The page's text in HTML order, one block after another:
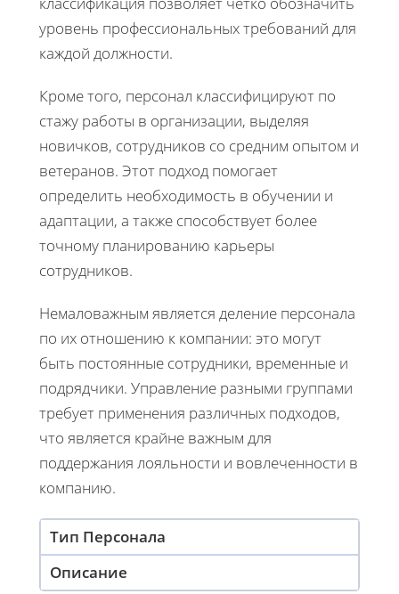
уровень профессиональных требований для
каждой должности.
Кроме того, персонал классифицируют по
стажу работы в организации, выделяя
новичков, сотрудников со средним опытом и
ветеранов. Этот подход помогает
определить необходимость в обучении и
адаптации, а также способствует более
точному планированию карьеры
сотрудников.
Немаловажным является деление персонала
по их отношению к компании: это могут
быть постоянные сотрудники, временные и
подрядчики. Управление разными группами
требует применения различных подходов,
что является крайне важным для
поддержания лояльности и вовлеченности в
компанию.
Тип Персонала
Описание